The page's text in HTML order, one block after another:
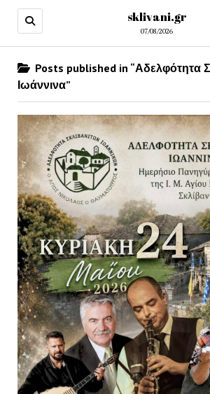
sklivani.gr
07/08/2026
Posts published in “Αδελφότητα
Ιωάννινα”